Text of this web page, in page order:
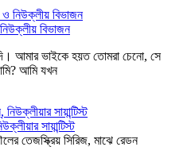
নিউক্লীয় বিভাজন
আমার ভাইকে হয়ত তোমরা চেনো, সে
আমি যখন
সায়ান্টিস্ট
তেজস্ক্রিয় সিরিজ, মাঝে রেডন